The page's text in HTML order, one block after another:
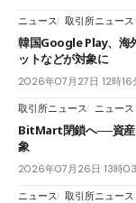
ニュース 取引所ニュース
韓国Google Play、海
ットなどが対象に
2026年07月27日 12時16
取引所ニュース ニュース
BitMart閉鎖へ──資産
象
2026年07月26日 13時
ニュース 取引所ニュース